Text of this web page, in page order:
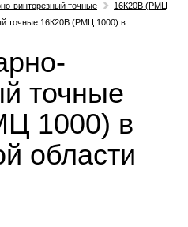
винторезный точные
16К20В (РМЦ
точные 16К20В (РМЦ 1000) в
точные
1000) в
области